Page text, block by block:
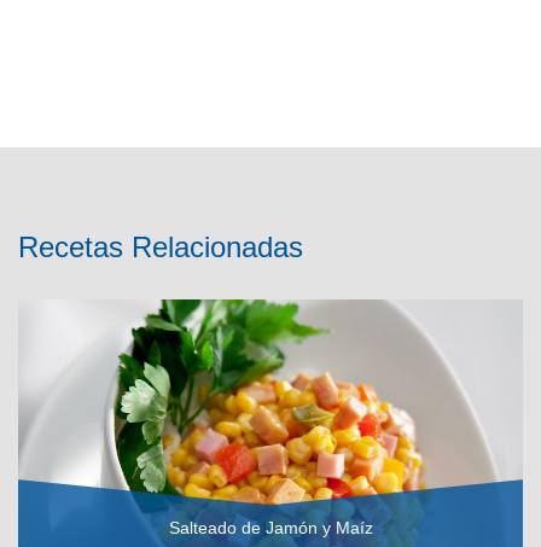
Recetas Relacionadas
Salteado de Jamón y Maíz